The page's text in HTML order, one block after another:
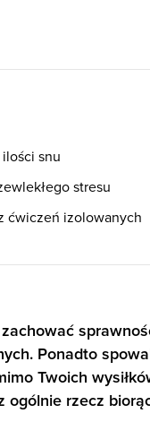
snu
stresu
ćwiczeń izolowanych
Ponadto
Twoich
ogólnie rzecz